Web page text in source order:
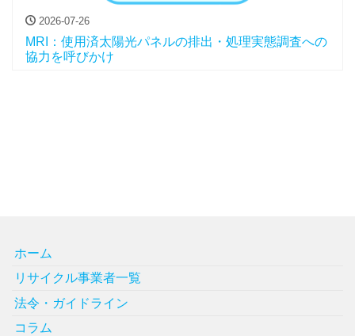
2026-07-26
MRI：使用済太陽光パネルの排出・処理実態調査への
協力を呼びかけ
ホーム
リサイクル事業者一覧
法令・ガイドライン
コラム